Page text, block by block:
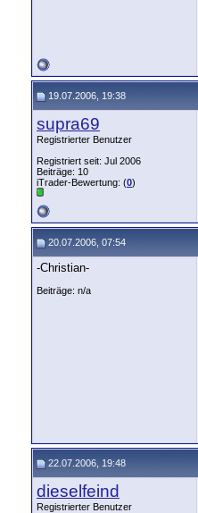
19.07.2006, 19:38
supra69
Registrierter Benutzer
Registriert seit: Jul 2006
Beiträge: 10
iTrader-Bewertung: (0)
20.07.2006, 07:54
-Christian-
Beiträge: n/a
22.07.2006, 19:48
dieselfeind
Registrierter Benutzer